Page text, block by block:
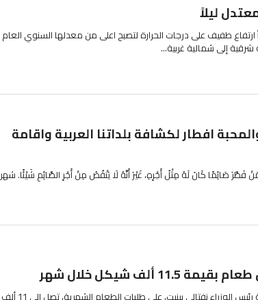
ليلاً
ارتفاع طفيف على درجات الحرارة لتصبح اعلى من معدلها السنوي العام
افطار لكشافة بلداتنا العربية واقامة
صَائِمًا كَانَ لَهُ مِثْلُ أَجْرِهِ، غَيْرَ أَنَّهُ لَا يَنْقُصُ مِنْ أَجْرِ الصَّائِمِ شَيْئًا. شهر
ألف شيكل خلال شهر
افادت مصادر اعلامية ، أن نفقات عائلة رئيس الوزراء نفتالي بينيت، على طلبات الطعام الشهرية، تصل إلى 11 ألف